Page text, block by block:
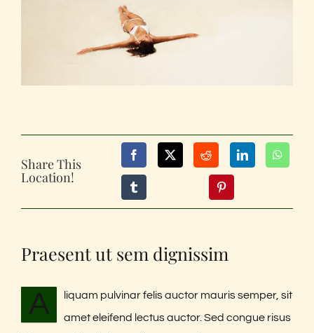
Share This
Location!
Praesent ut sem dignissim
A
liquam pulvinar felis auctor mauris semper, sit
amet eleifend lectus auctor. Sed congue risus